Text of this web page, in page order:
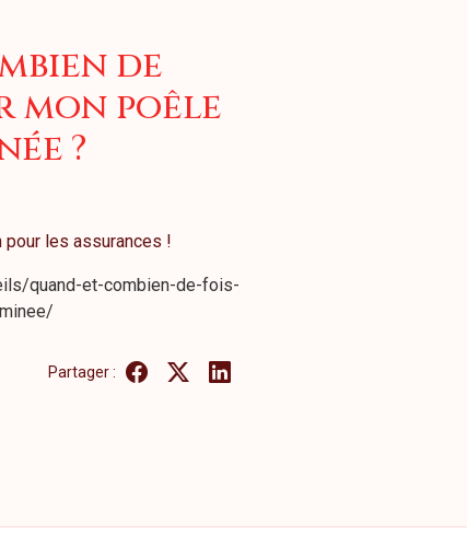
de
mon poêle
?
pour les assurances !
quand-et-combien-de-fois-
Partager :